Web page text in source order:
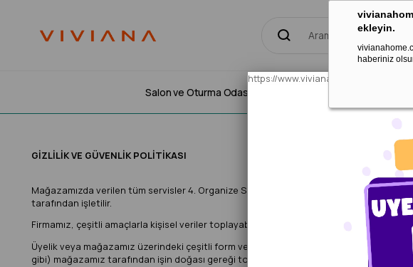
ekleyin.
haberiniz
Salon ve Oturma Odası Halıları
GİZLİLİK VE GÜVENLİK POLİTİKASI
Mağazamızda verilen tüm servisler 4. Organize Sanayi Bölgesi 83418 Nolu Cad. No:7/
tarafından işletilir.
Firmamız, çeşitli amaçlarla kişisel veriler toplayabilir. Aşağıda, toplanan kişisel
Üyelik veya mağazamız üzerindeki çeşitli form ve anketlerin doldurulması suretiyle
gibi) mağazamız tarafından işin doğası gereği toplanmaktadır.
https://www.vivianahome.com/UyeGiris